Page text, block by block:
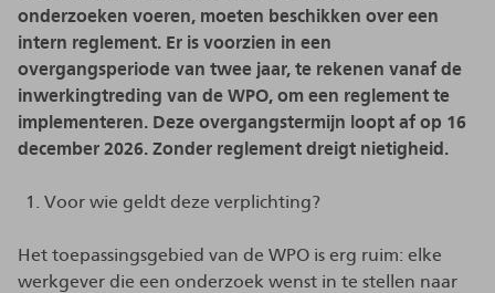
onderzoeken voeren, moeten beschikken over een
intern reglement. Er is voorzien in een
overgangsperiode van twee jaar, te rekenen vanaf de
inwerkingtreding van de WPO, om een reglement te
implementeren. Deze overgangstermijn loopt af op 16
december 2026. Zonder reglement dreigt nietigheid.
Voor wie geldt deze verplichting?
Het toepassingsgebied van de WPO is erg ruim: elke
werkgever die een onderzoek wenst in te stellen naar